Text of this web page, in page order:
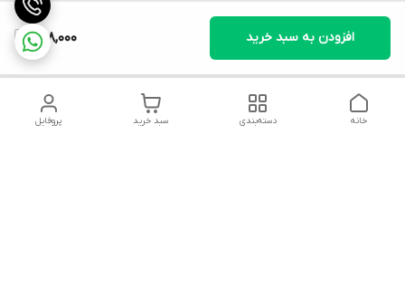
708,000 افزودن به سبد خرید
پروفایل سبد خرید دسته‌بندی خانه